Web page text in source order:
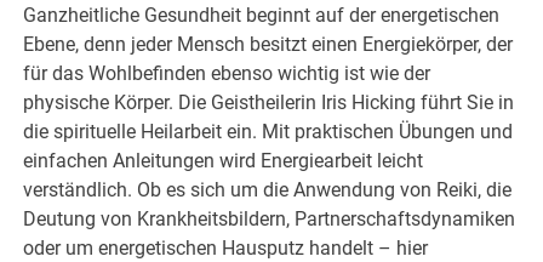
Ganzheitliche Gesundheit beginnt auf der energetischen
Ebene, denn jeder Mensch besitzt einen Energiekörper, der
für das Wohlbefinden ebenso wichtig ist wie der
physische Körper. Die Geistheilerin Iris Hicking führt Sie in
die spirituelle Heilarbeit ein. Mit praktischen Übungen und
einfachen Anleitungen wird Energiearbeit leicht
verständlich. Ob es sich um die Anwendung von Reiki, die
Deutung von Krankheitsbildern, Partnerschaftsdynamiken
oder um energetischen Hausputz handelt – hier